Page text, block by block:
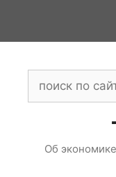
содержимому
Об